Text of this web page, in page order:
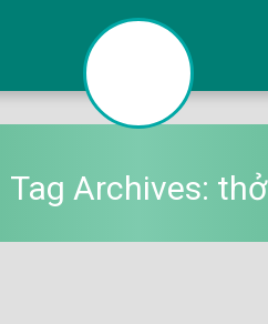
Tag Archives: thở